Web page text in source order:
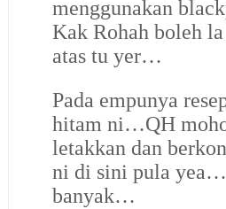
menggunakan
Kak Rohah boleh
atas tu yer…
Pada empunya
hitam ni…QH
letakkan dan
ni di sini pula
banyak…